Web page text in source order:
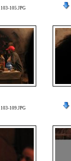
105.JPG
109.JPG